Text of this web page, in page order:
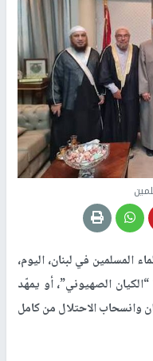
المسلمين في لبنان، اليوم،
الصهيوني”، أو يمهّد
وانسحاب الاحتلال من كامل